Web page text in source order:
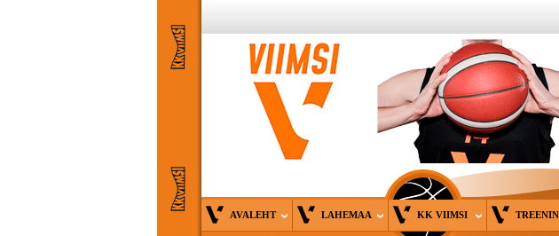
AVALEHT LAHEMAA KK VIIMSI